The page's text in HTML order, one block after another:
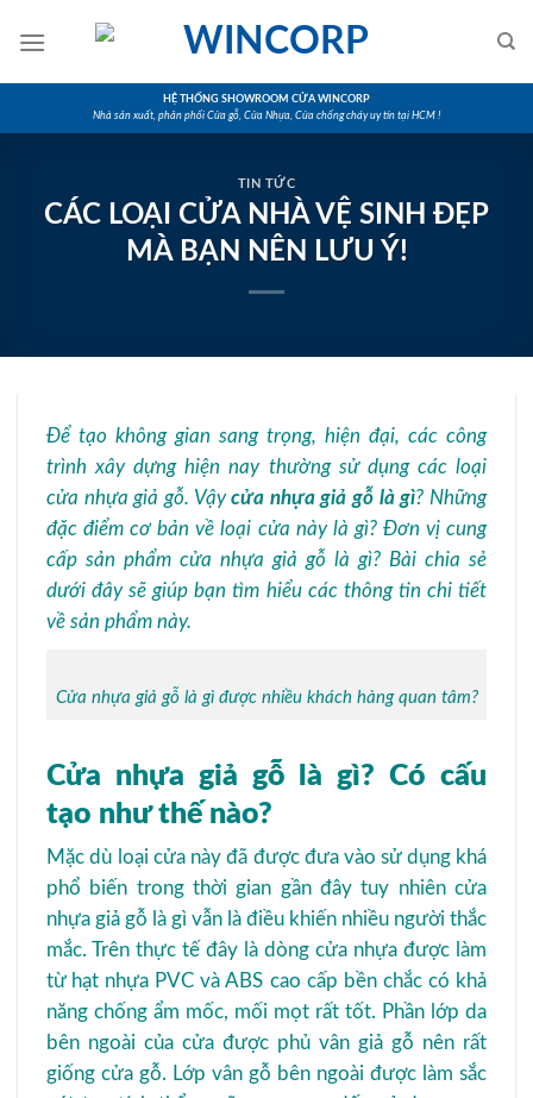
HỆ THỐNG SHOWROOM CỬA WINCORP
Nhà sản xuất, phân phối Cửa gỗ, Cửa Nhựa, Cửa chống cháy uy tín tại HCM !
TIN TỨC
CÁC LOẠI CỬA NHÀ VỆ SINH ĐẸP
MÀ BẠN NÊN LƯU Ý!
Để tạo không gian sang trọng, hiện đại, các công
trình xây dựng hiện nay thường sử dụng các loại
cửa nhựa giả gỗ. Vậycửa nhựa giả gỗ là gì? Những
đặc điểm cơ bản về loại cửa này là gì? Đơn vị cung
cấp sản phẩm cửa nhựa giả gỗ là gì? Bài chia sẻ
dưới đây sẽ giúp bạn tìm hiểu các thông tin chi tiết
về sản phẩm này.
Cửa nhựa giả gỗ là gì được nhiều khách hàng quan tâm?
Cửa nhựa giả gỗ là gì? Có cấu
tạo như thế nào?
Mặc dù loại cửa này đã được đưa vào sử dụng khá
phổ biến trong thời gian gần đây tuy nhiên cửa
nhựa giả gỗ là gì vẫn là điều khiến nhiều người thắc
mắc. Trên thực tế đây là dòng cửa nhựa được làm
từ hạt nhựa PVC và ABS cao cấp bền chắc có khả
năng chống ẩm mốc, mối mọt rất tốt. Phần lớp da
bên ngoài của cửa được phủ vân giả gỗ nên rất
giống cửa gỗ. Lớp vân gỗ bên ngoài được làm sắc